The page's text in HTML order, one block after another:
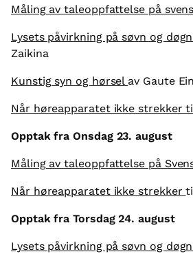
Måling av taleoppfattelse på
Lysets påvirkning på søvn og
Zaikina
Kunstig syn og hørsel av Gaute
Når høreapparatet ikke strekker
Opptak fra Onsdag 23. august
Måling av taleoppfattelse på
Når høreapparatet ikke strekker
Opptak fra Torsdag 24. august
Lysets påvirkning på søvn og